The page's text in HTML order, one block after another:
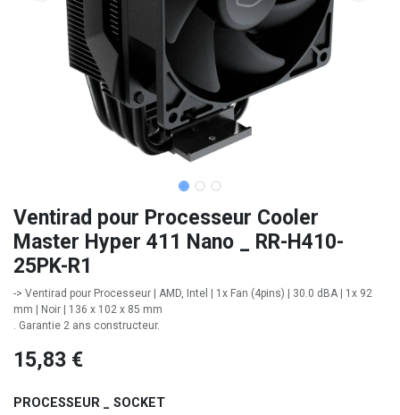
Ventirad pour Processeur Cooler
Master Hyper 411 Nano _ RR-H410-
25PK-R1
-> Ventirad pour Processeur | AMD, Intel | 1x Fan (4pins) | 30.0 dBA | 1x 92
mm | Noir | 136 x 102 x 85 mm
. Garantie 2 ans constructeur.
15,83 €
PROCESSEUR _ SOCKET